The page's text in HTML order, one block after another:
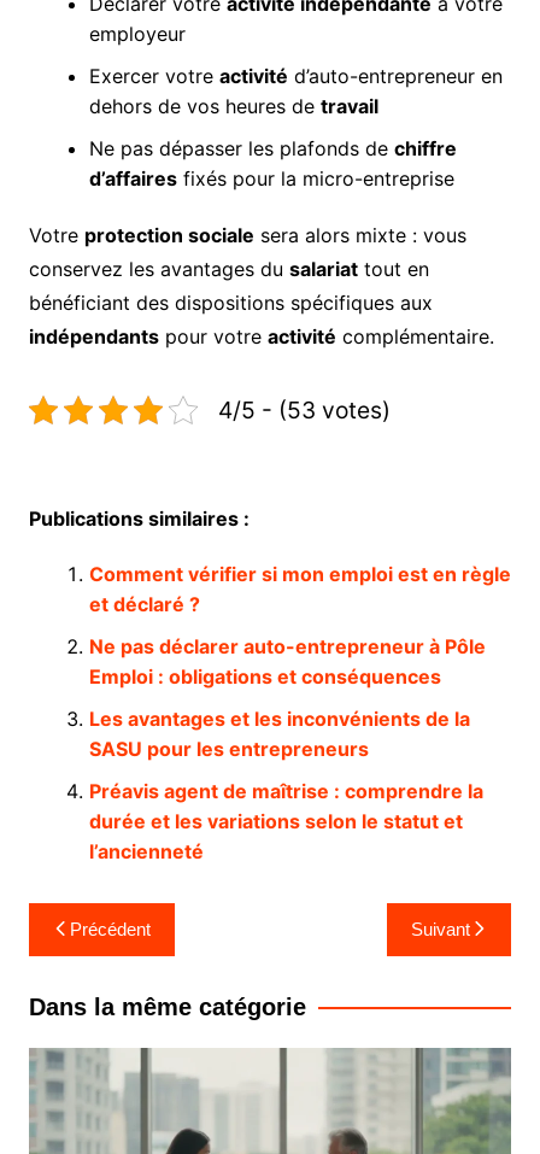
employeur
Exercer votre activité d’auto-entrepreneur en
dehors de vos heures de travail
Ne pas dépasser les plafonds de chiffre
d’affairesfixés pour la micro-entreprise
Votre protection sociale sera alors mixte : vous
conservez les avantages du salariattout en
bénéficiant des dispositions spécifiques aux
indépendantspour votre activité complémentaire.
4/5 - (53 votes)
Publications similaires :
Comment vérifier si mon emploi est en règle
et déclaré ?
Ne pas déclarer auto-entrepreneur à Pôle
Emploi : obligations et conséquences
Les avantages et les inconvénients de la
SASU pour les entrepreneurs
Préavis agent de maîtrise : comprendre la
durée et les variations selon le statut et
l’ancienneté
Navigation
de
l’article
Précédent Suivant
Dans la même catégorie